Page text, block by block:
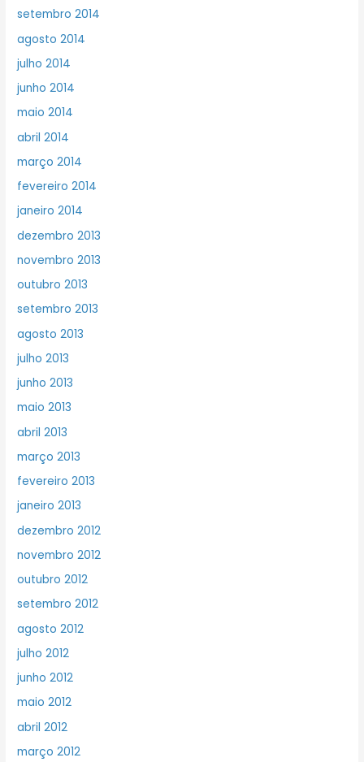
setembro 2014
agosto 2014
julho 2014
junho 2014
maio 2014
abril 2014
março 2014
fevereiro 2014
janeiro 2014
dezembro 2013
novembro 2013
outubro 2013
setembro 2013
agosto 2013
julho 2013
junho 2013
maio 2013
abril 2013
março 2013
fevereiro 2013
janeiro 2013
dezembro 2012
novembro 2012
outubro 2012
setembro 2012
agosto 2012
julho 2012
junho 2012
maio 2012
abril 2012
março 2012